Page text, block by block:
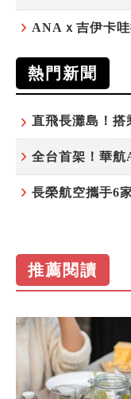
熱門新聞
直飛長灘島！搭
全台首架！華航
長榮航空攜手6
推薦閱讀